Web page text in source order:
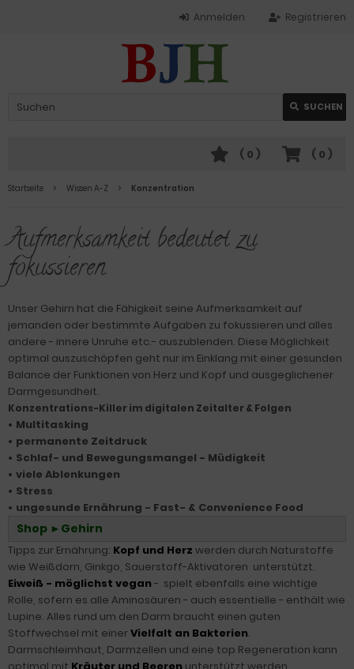
Registrieren
Anmelden
SUCHEN
( 0 )
( 0 )
Startseite Wissen A-Z Konzentration
Aufmerksamkeit bedeutet zu
fokussieren
Unser Gehirn hat die Fähigkeit seine Aufmerksamkeit auf
jemanden oder bestimmte Aufgaben zu fokussieren und alles
andere - innere Unruhe etc.- auszublenden. Diese Möglichkeit
optimal auszuschöpfen geht nur im Einklang mit einer gesunden
Balance der Funktionen von Herz und Kopf und ausgeglichener
Darmgesundheit.
Konzentrations-Killer im digitalen Zeitalter & Folgen
• Multitasking
• permanente Zeitdruck
• Schlaf- und Bewegungsmangel - Müdigkeit
• viele Ablenkungen
• Stress
• ungesunde Ernährung - Fast- & Convenience Food
Shop ►Gehirn
Tipps zur Ernährung: Kopf und Herz werden durch Naturstoffe
wie Weißdorn, Ginkgo, Sauerstoff-Aktivatoren unterstützt.
Eiweiß - möglichst vegan - spielt ebenfalls eine wichtige
Rolle, sofern es alle Aminosäuren - auch essentielle - enthält wie
Lupine. Alles rund um den Darm braucht einen guten
Stoffwechsel mit einerVielfalt an Bakterien.
Darmschleimhaut, Darmzellen und eine top Regeneration kann